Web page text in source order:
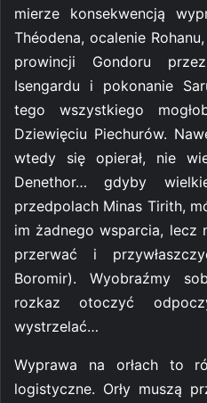
mierze konsekwencją
Théodena, ocalenie
prowincji Gondoru
Isengardu i pokonanie
tego wszystkiego
Dziewięciu Piechurów.
wtedy się opierał, nie
Denethor… gdyby
przedpolach Minas Tirith,
im żadnego wsparcia, lecz
przerwać i
Boromir). Wyobraźmy
rozkaz otoczyć
wystrzelać…
Wyprawa na orłach to
logistyczne. Orły muszą